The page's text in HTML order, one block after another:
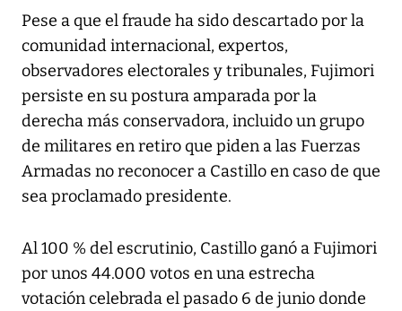
Pese a que el fraude ha sido descartado por la
comunidad internacional, expertos,
observadores electorales y tribunales, Fujimori
persiste en su postura amparada por la
derecha más conservadora, incluido un grupo
de militares en retiro que piden a las Fuerzas
Armadas no reconocer a Castillo en caso de que
sea proclamado presidente.
Al 100 % del escrutinio, Castillo ganó a Fujimori
por unos 44.000 votos en una estrecha
votación celebrada el pasado 6 de junio donde